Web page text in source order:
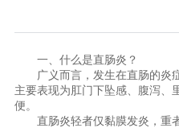
一、什么是直肠炎？
广义而言，发生在直肠的炎
主要表现为肛门下坠感、腹泻、
便。
直肠炎轻者仅黏膜发炎，重